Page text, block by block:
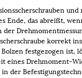
Ende, das abreißt,
der
korrekt
festgezogen ist,
eines Drehmoment-
der